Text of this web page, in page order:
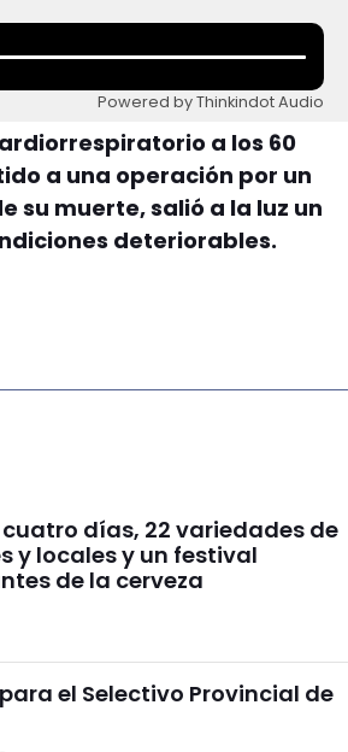
Powered by Thinkindot Audio
a los 60
a una operación por un
su muerte, salió a la luz un
deteriorables.
días, 22 variedades de
y locales y un festival
de la cerveza
el Selectivo Provincial de